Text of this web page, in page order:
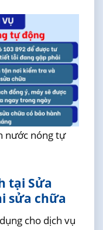
nước nóng tự
tại Sửa
sửa chữa
cho dịch vụ